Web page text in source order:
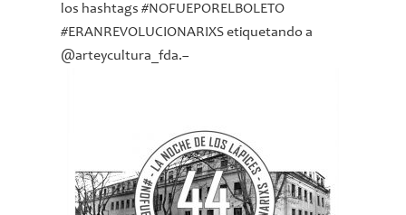
los hashtags #NOFUEPORELBOLETO
#ERANREVOLUCIONARIXS etiquetando a
@arteycultura_fda.–